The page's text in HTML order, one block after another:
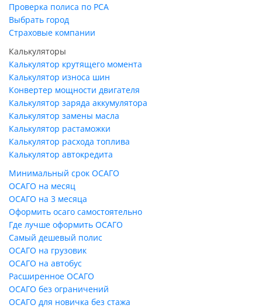
Проверка полиса по РСА
Выбрать город
Страховые компании
Калькуляторы
Калькулятор крутящего момента
Калькулятор износа шин
Конвертер мощности двигателя
Калькулятор заряда аккумулятора
Калькулятор замены масла
Калькулятор растаможки
Калькулятор расхода топлива
Калькулятор автокредита
Минимальный срок ОСАГО
ОСАГО на месяц
ОСАГО на 3 месяца
Оформить осаго самостоятельно
Где лучше оформить ОСАГО
Самый дешевый полис
ОСАГО на грузовик
ОСАГО на автобус
Расширенное ОСАГО
ОСАГО без ограничений
ОСАГО для новичка без стажа